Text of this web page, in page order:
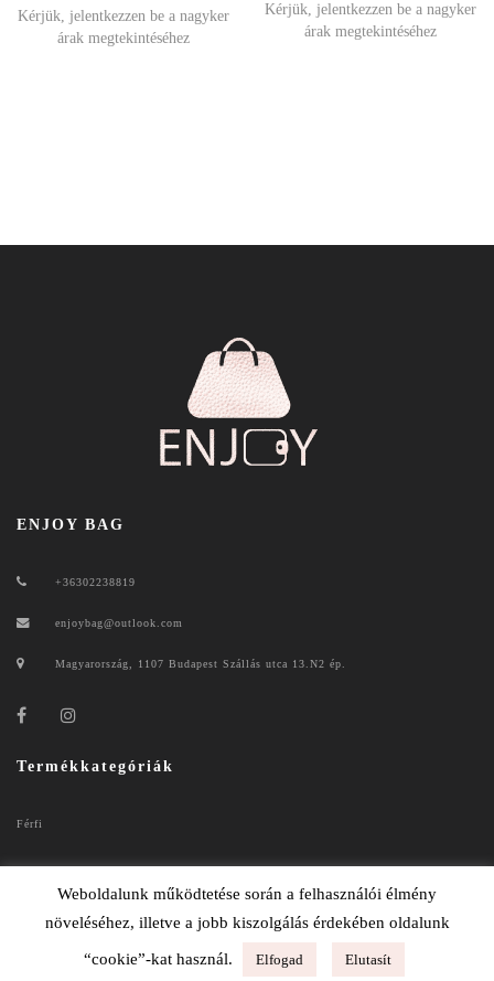
Kérjük, jelentkezzen be a nagyker
árak megtekintéséhez
Kérjük, jelentkezzen be a nagyker
árak megtekintéséhez
ENJOY BAG
+36302238819
enjoybag@outlook.com
Magyarország, 1107 Budapest Szállás utca 13.N2 ép.
Termékkategóriák
Férfi
Weboldalunk működtetése során a felhasználói élmény
növeléséhez, illetve a jobb kiszolgálás érdekében oldalunk
“cookie”-kat használ. Elfogad Elutasít